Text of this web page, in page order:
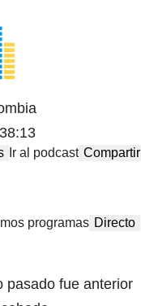
Ir al podcast Compartir
programas Directo
pasado fue anterior